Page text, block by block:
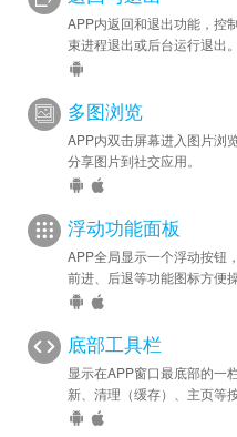
APP内返回和退出功能，控
束进程退出或后台运行退出。
多图浏览
APP内双击屏幕进入图片浏
分享图片到社交应用。
浮动功能面板
APP全局显示一个浮动按钮
前进、后退等功能图标方便操
底部工具栏
显示在APP窗口最底部的一
新、清理（缓存）、主页等按